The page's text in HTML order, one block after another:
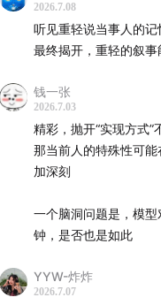
00:35:49
00:38:52记忆是构造而非
2026.7.08
听见重轻说当事人的
最终揭开，重轻的叙
钱一张
2026.7.03
精彩，抛开“实现方式
那当前人的特殊性可
加深刻
一个脑洞问题是，模
钟，是否也是如此
YYW-炸炸
2026.7.07